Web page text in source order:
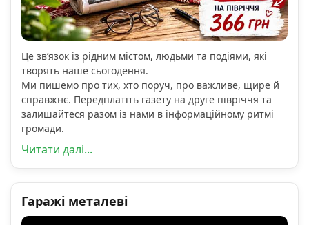
Це зв’язок із рідним містом, людьми та подіями, які
творять наше сьогодення.
Ми пишемо про тих, хто поруч, про важливе, щире й
справжнє. Передплатіть газету на друге півріччя та
залишайтеся разом із нами в інформаційному ритмі
громади.
Читати далі...
Гаражі металеві